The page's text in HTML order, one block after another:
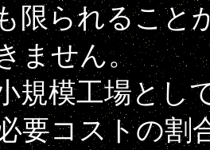
限られること
ません。
規模工場とし
要コストの割